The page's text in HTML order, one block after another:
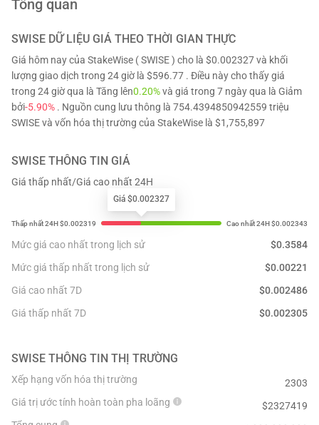
Tổng quan
SWISE DỮ LIỆU GIÁ THEO THỜI GIAN THỰC
Giá hôm nay của StakeWise ( SWISE ) cho là $0.002327 và khối
lượng giao dịch trong 24 giờ là $596.77 . Điều này cho thấy giá
trong 24 giờ qua là Tăng lên0.20%và giá trong 7 ngày qua là Giảm
bởi-5.90% . Nguồn cung lưu thông là 754.4394850942559 triệu
SWISE và vốn hóa thị trường của StakeWise là $1,755,897
SWISE THÔNG TIN GIÁ
Giá thấp nhất/Giá cao nhất 24H
Giá $0.002327
Mức giá cao nhất trong lịch sử $0.3584
Mức giá thấp nhất trong lịch sử
$0.00221
Giá cao nhất 7D
$0.002486
Giá thấp nhất 7D
$0.002305
SWISE THÔNG TIN THỊ TRƯỜNG
Xếp hạng vốn hóa thị trường
2303
Giá trị ước tính hoàn toàn pha loãng
$2327419